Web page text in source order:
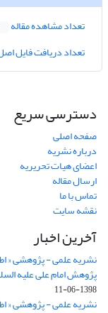
تعداد مشاهده مقاله
تعداد دریافت فایل
دسترسی سریع
صفحه اصلی
درباره نشریه
اعضای هیات تحریریه
ارسال مقاله
تماس با ما
نقشه سایت
آخرین اخبار
نشریه علمی - پژوهشی «
پژوهش امام علی علیه السلام(شهریور 1398) موفق
1398-06-11